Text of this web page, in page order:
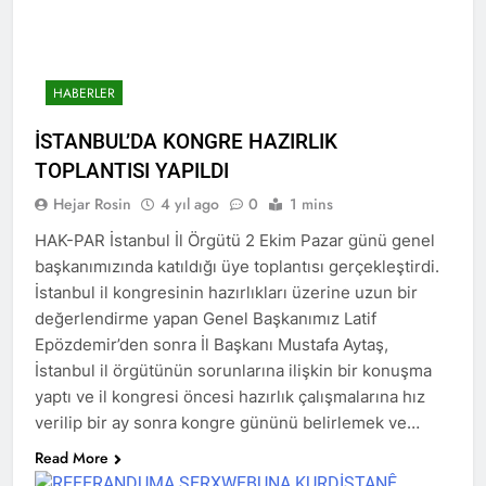
HAK-PAR 10. OLAĞAN
KONGRESİ SONUÇ
BİLDİRİSİ: Basına ve
kamuoyuna
2 Yıl Ago
HAK-PAR 10. OLAĞAN
KONGRESİ; Demokratik ve
sivil bir anayasayı birlikte
yapalım. HAK-PAR taraftır
ve üzerine düşeni yapmaya
hazırdır.
2 Yıl Ago
HAK-PAR GENEL BAŞKANI
DÜZGÜN KAPLAN’IN
10.KONGRE KONUŞMASI
2 Yıl Ago
HAK-PAR 10 KONGRE
KARARLARI
2 Yıl Ago
2 Yıl Ago
HAK-PAR Karakoçan ilçe
HABERLER
İSTANBUL’DA KONGRE HAZIRLIK
TOPLANTISI YAPILDI
Hejar Rosin 4 yıl ago 0 1 mins
HAK-PAR İstanbul İl Örgütü 2 Ekim Pazar günü genel
başkanımızında katıldığı üye toplantısı gerçekleştirdi.
İstanbul il kongresinin hazırlıkları üzerine uzun bir
değerlendirme yapan Genel Başkanımız Latif
Epözdemir’den sonra İl Başkanı Mustafa Aytaş,
İstanbul il örgütünün sorunlarına ilişkin bir konuşma
yaptı ve il kongresi öncesi hazırlık çalışmalarına hız
verilip bir ay sonra kongre gününü belirlemek ve…
Read More